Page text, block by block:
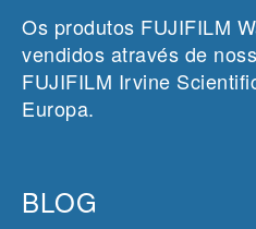
Os produtos FUJIFILM
vendidos através de
FUJIFILM Irvine
Europa.
BLOG